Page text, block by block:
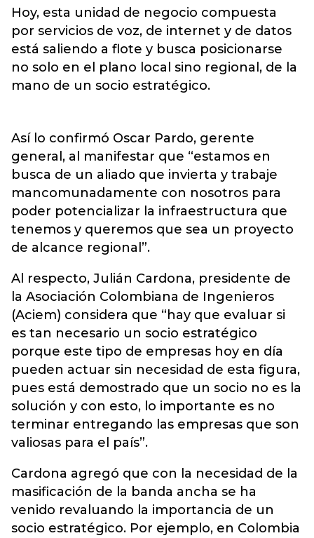
Hoy, esta unidad de negocio compuesta
por servicios de voz, de internet y de datos
está saliendo a flote y busca posicionarse
no solo en el plano local sino regional, de la
mano de un socio estratégico.
Así lo confirmó Oscar Pardo, gerente
general, al manifestar que “estamos en
busca de un aliado que invierta y trabaje
mancomunadamente con nosotros para
poder potencializar la infraestructura que
tenemos y queremos que sea un proyecto
de alcance regional”.
Al respecto, Julián Cardona, presidente de
la Asociación Colombiana de Ingenieros
(Aciem) considera que “hay que evaluar si
es tan necesario un socio estratégico
porque este tipo de empresas hoy en día
pueden actuar sin necesidad de esta figura,
pues está demostrado que un socio no es la
solución y con esto, lo importante es no
terminar entregando las empresas que son
valiosas para el país”.
Cardona agregó que con la necesidad de la
masificación de la banda ancha se ha
venido revaluando la importancia de un
socio estratégico. Por ejemplo, en Colombia